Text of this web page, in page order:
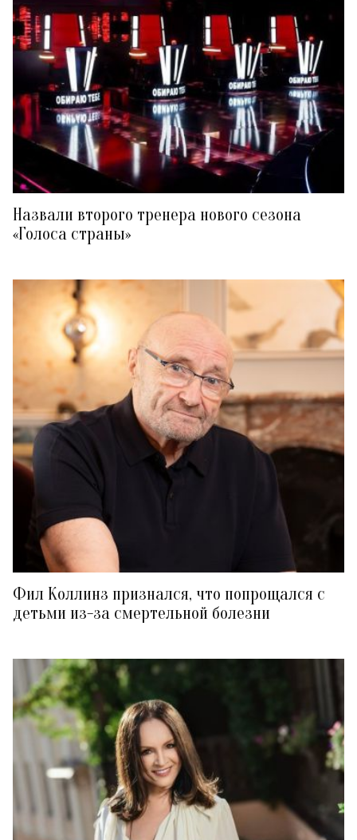
Назвали второго тренера нового сезона
«Голоса страны»
Фил Коллинз признался, что попрощался с
детьми из-за смертельной болезни